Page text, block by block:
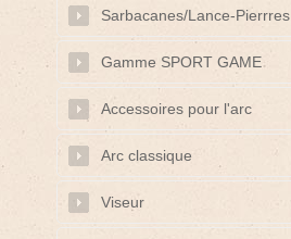
Sarbacanes/Lance-Pierrres
Gamme SPORT GAME
Accessoires pour l'arc
Arc classique
Viseur